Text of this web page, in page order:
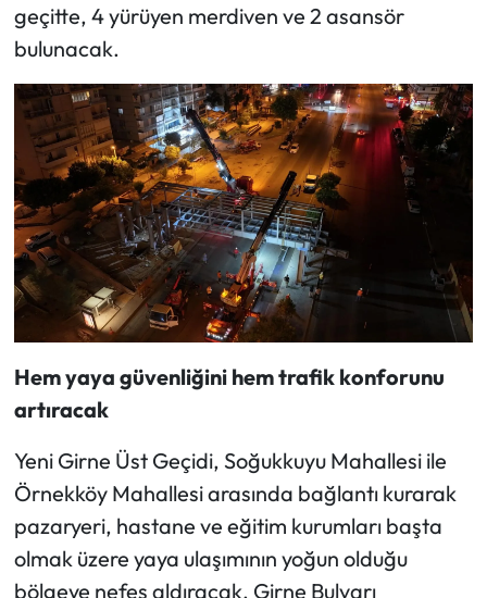
geçitte, 4 yürüyen merdiven ve 2 asansör
bulunacak.
Hem yaya güvenliğini hem trafik konforunu
artıracak
Yeni Girne Üst Geçidi, Soğukkuyu Mahallesi ile
Örnekköy Mahallesi arasında bağlantı kurarak
pazaryeri, hastane ve eğitim kurumları başta
olmak üzere yaya ulaşımının yoğun olduğu
bölgeye nefes aldıracak. Girne Bulvarı